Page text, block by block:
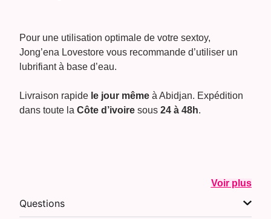
Pour une utilisation optimale de votre sextoy,
Jong’ena Lovestore vous recommande d’utiliser un
lubrifiant à base d’eau.
Livraison rapide le jour même à Abidjan. Expédition
dans toute laCôte d’ivoire sous24 à 48h.
Voir plus
Questions